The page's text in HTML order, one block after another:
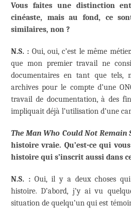
Vous faites une distinction
cinéaste, mais au fond, ce
similaires, non ?
N.S. : Oui, oui, c’est le même
que mon premier travail ne
documentaires en tant que tels,
archives pour le compte d’une
travail de documentation, à des
impliquait déjà l’utilisation d’une
The Man Who Could Not Remain
histoire vraie. Qu’est-ce qui
histoire qui s’inscrit aussi dans
N.S. :Oui, il y a deux choses qui
histoire. D’abord, j’y ai vu
situation de quelqu’un qui est